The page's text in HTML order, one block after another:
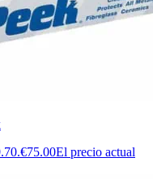
€75.00El precio actual